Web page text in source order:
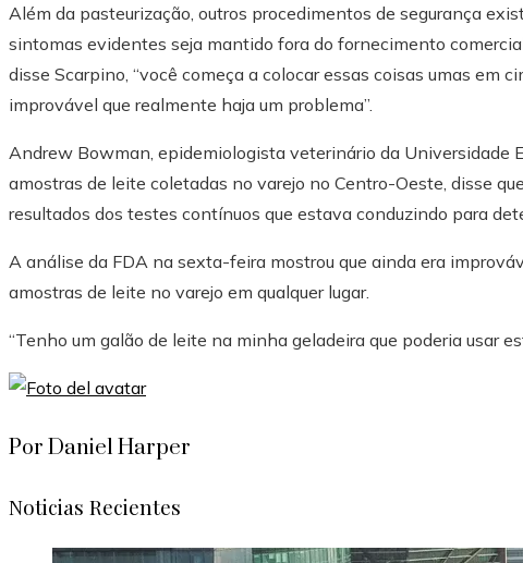
Além da pasteurização, outros procedimentos de segurança
sintomas evidentes seja mantido fora do fornecimento
disse Scarpino, “você começa a colocar essas coisas umas em
improvável que realmente haja um problema”.
Andrew Bowman, epidemiologista veterinário da Universidade
amostras de leite coletadas no varejo no Centro-Oeste, disse
resultados dos testes contínuos que estava conduzindo para
A análise da FDA na sexta-feira mostrou que ainda era
amostras de leite no varejo em qualquer lugar.
“Tenho um galão de leite na minha geladeira que poderia usar
Por Daniel Harper
Noticias Recientes